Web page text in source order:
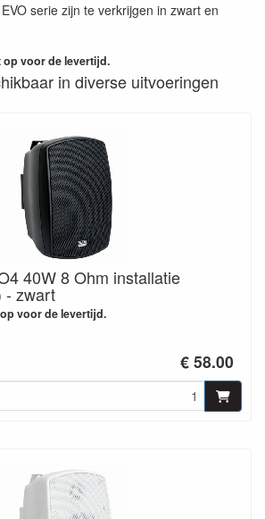
serie zijn te verkrijgen in zwart en
op voor de levertijd.
in diverse uitvoeringen
40W 8 Ohm installatie
- zwart
voor de levertijd.
€ 58.00